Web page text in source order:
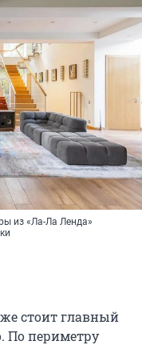
из «Ла-Ла Ленда»
стоит главный
По периметру